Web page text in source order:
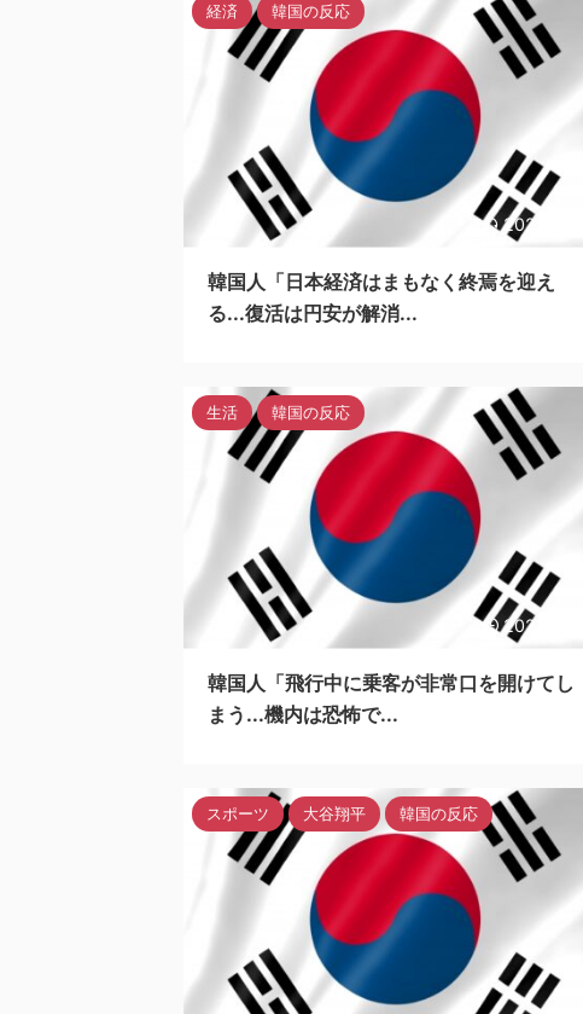
2023/5/26
経済 韓国の反応
韓国人「日本経済はまもなく終焉を迎え
る...復活は円安が解消...
2023/5/26
生活 韓国の反応
韓国人「飛行中に乗客が非常口を開けてし
まう...機内は恐怖で...
スポーツ 大谷翔平 韓国の反応